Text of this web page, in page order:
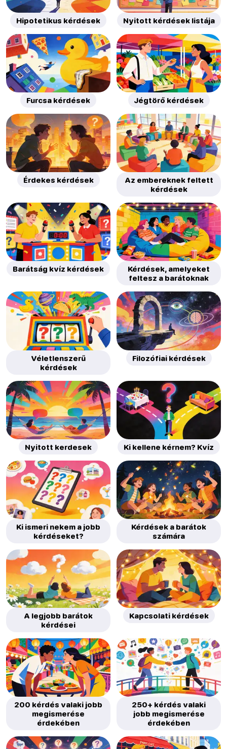
Hipotetikus kérdések Nyitott kérdések listája
Furcsa kérdések Jégtörő kérdések
Érdekes kérdések
Az embereknek feltett
kérdések
Barátság kvíz kérdések
Kérdések, amelyeket
feltesz a barátoknak
Véletlenszerű
kérdések
Filozófiai kérdések
Nyitott kerdesek Ki kellene kérnem? Kvíz
Ki ismeri nekem a jobb
kérdéseket?
Kérdések a barátok
számára
A legjobb barátok
kérdései
Kapcsolati kérdések
200 kérdés valaki jobb
megismerése
érdekében
250+ kérdés valaki
jobb megismerése
érdekében